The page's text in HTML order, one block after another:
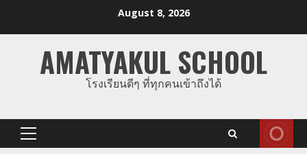
August 8, 2026
AMATYAKUL SCHOOL
โรงเรียนดีๆ ที่ทุกคนเข้าถึงได้
Primary